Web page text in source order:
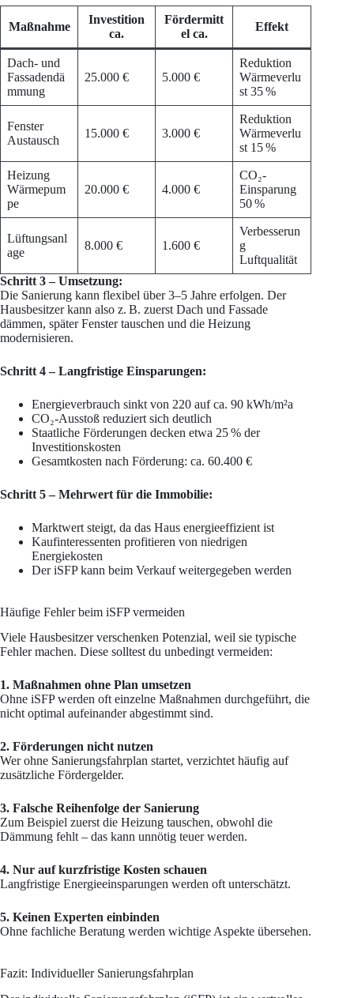
Maßnahme
Investition
ca.
Fördermitt
el ca.
Effekt
Dach- und
Fassadendä
mmung
25.000 € 5.000 €
Reduktion
Wärmeverlu
st 35 %
Fenster
Austausch
15.000 € 3.000 €
Reduktion
Wärmeverlu
st 15 %
Heizung
Wärmepum
pe
20.000 € 4.000 €
CO₂-
Einsparung
50 %
Lüftungsanl
age
8.000 € 1.600 €
Verbesserun
g
Luftqualität
Schritt 3 – Umsetzung:
Die Sanierung kann flexibel über 3–5 Jahre erfolgen. Der
Hausbesitzer kann also z. B. zuerst Dach und Fassade
dämmen, später Fenster tauschen und die Heizung
modernisieren.
Schritt 4 – Langfristige Einsparungen:
Energieverbrauch sinkt von 220 auf ca. 90 kWh/m²a
CO₂-Ausstoß reduziert sich deutlich
Staatliche Förderungen decken etwa 25 % der
Investitionskosten
Gesamtkosten nach Förderung: ca. 60.400 €
Schritt 5 – Mehrwert für die Immobilie:
Marktwert steigt, da das Haus energieeffizient ist
Kaufinteressenten profitieren von niedrigen
Energiekosten
Der iSFP kann beim Verkauf weitergegeben werden
Häufige Fehler beim iSFP vermeiden
Viele Hausbesitzer verschenken Potenzial, weil sie typische
Fehler machen. Diese solltest du unbedingt vermeiden:
1. Maßnahmen ohne Plan umsetzen
Ohne iSFP werden oft einzelne Maßnahmen durchgeführt, die
nicht optimal aufeinander abgestimmt sind.
2. Förderungen nicht nutzen
Wer ohne Sanierungsfahrplan startet, verzichtet häufig auf
zusätzliche Fördergelder.
3. Falsche Reihenfolge der Sanierung
Zum Beispiel zuerst die Heizung tauschen, obwohl die
Dämmung fehlt – das kann unnötig teuer werden.
4. Nur auf kurzfristige Kosten schauen
Langfristige Energieeinsparungen werden oft unterschätzt.
5. Keinen Experten einbinden
Ohne fachliche Beratung werden wichtige Aspekte übersehen.
Fazit: Individueller Sanierungsfahrplan